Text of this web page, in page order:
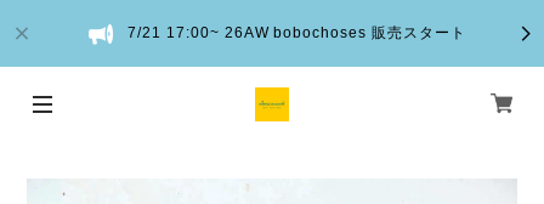
7/21 17:00~ 26AW bobochoses 販売スタート